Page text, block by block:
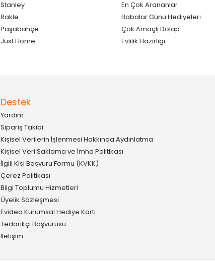
Stanley
Rakle
Paşabahçe
Just Home
En Çok Arananlar
Babalar Günü Hediyeleri
Çok Amaçlı Dolap
Evlilik Hazırlığı
Destek
Yardım
Sipariş Takibi
Kişisel Verilerin İşlenmesi Hakkında Aydınlatma
Kişisel Veri Saklama ve İmha Politikası
İlgili Kişi Başvuru Formu (KVKK)
Çerez Politikası
Bilgi Toplumu Hizmetleri
Üyelik Sözleşmesi
Evidea Kurumsal Hediye Kartı
Tedarikçi Başvurusu
İletişim